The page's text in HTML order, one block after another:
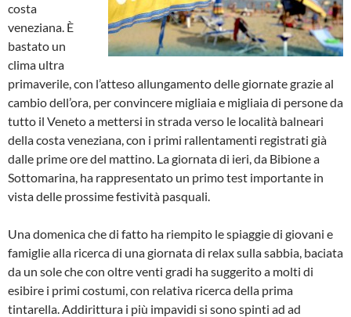
costa
veneziana. È
bastato un
clima ultra
primaverile, con l’atteso allungamento delle giornate grazie al
cambio dell’ora, per convincere migliaia e migliaia di persone da
tutto il Veneto a mettersi in strada verso le località balneari
della costa veneziana, con i primi rallentamenti registrati già
dalle prime ore del mattino. La giornata di ieri, da Bibione a
Sottomarina, ha rappresentato un primo test importante in
vista delle prossime festività pasquali.
Una domenica che di fatto ha riempito le spiaggie di giovani e
famiglie alla ricerca di una giornata di relax sulla sabbia, baciata
da un sole che con oltre venti gradi ha suggerito a molti di
esibire i primi costumi, con relativa ricerca della prima
tintarella. Addirittura i più impavidi si sono spinti ad ad